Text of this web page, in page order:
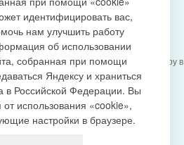
- Бурич Денис Ярославович
факс: (3466) 28-13-77 , e-mail:
https://www.gp-izluchinsk.ru
Федеральной службой по надзору в
технологий и массовых
(Роскомнадзор), регистрационный
87353 от 27.04.2024
идентифицировать вас,
нам улучшить работу
об использовании
собранная при помощи
Яндексу и храниться
в Российской Федерации. Вы
от использования «cookie»,
настройки в браузере.